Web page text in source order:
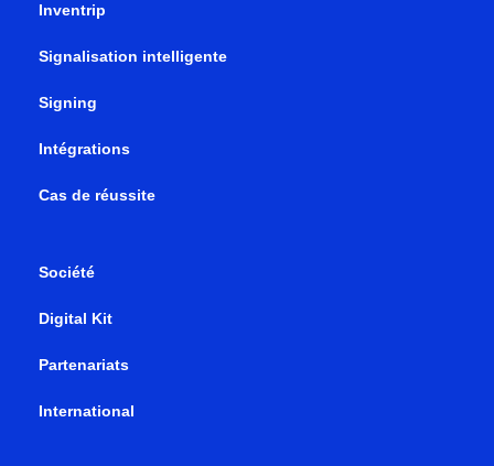
Inventrip
Signalisation intelligente
Signing
Intégrations
Cas de réussite
Société
Digital Kit
Partenariats
International